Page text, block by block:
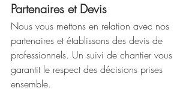
Partenaires et Devis
Nous vous mettons en relation avec nos
partenaires et établissons des devis de
professionnels. Un suivi de chantier vous
garantit le respect des décisions prises
ensemble.